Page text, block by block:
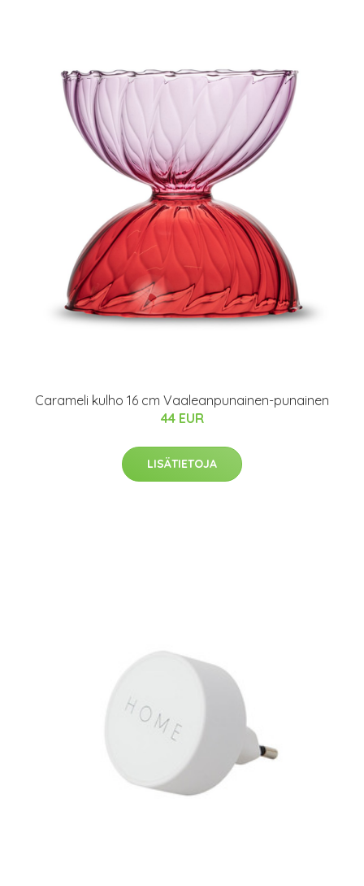
Carameli kulho 16 cm Vaaleanpunainen-punainen
44 EUR
LISÄTIETOJA